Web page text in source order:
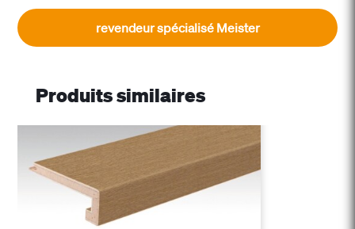
revendeur spécialisé Meister
Produits similaires